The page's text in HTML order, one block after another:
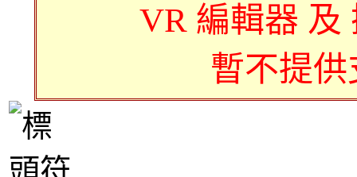
VR 編輯器 及
暫不提